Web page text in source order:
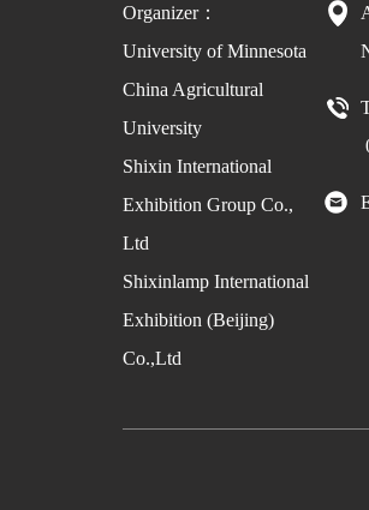
Organizer：
University of Minnesota
China Agricultural
University
Shixin International
Exhibition Group Co.,
Ltd
Shixinlamp International
Exhibition (Beijing)
Co.,Ltd